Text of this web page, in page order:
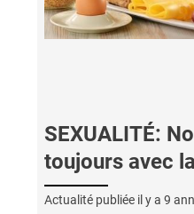
SEXUALITÉ:
toujours avec
Actualité publiée il y a 9